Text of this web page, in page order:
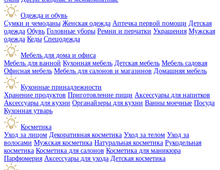
Одежда и обувь
Сумки и чемоданы Женская одежда Аптечка первой помощи Детская
одежда Обувь Головные уборы Ремни и перчатки Украшения Мужская
одежда Кеды Спецодежда
Мебель для дома и офиса
Мебель для ванной Кухонная мебель Детская мебель Мебель садовая
Офисная мебель Мебель для салонов и магазинов Домашняя мебель
Кухонные принадлежности
Хранение продуктов Приготовление пищи Аксессуары для напитков
Аксессуары для кухни Органайзеры для кухни Ванны моечные Посуда
Кухонная утварь
Косметика
Уход за лицом Декоративная косметика Уход за телом Уход за
волосами Мужская косметика Натуральная косметика Рукодельная
косметика Косметика для салонов Косметика для маникюра
Парфюмерия Аксессуары для ухода Детская косметика